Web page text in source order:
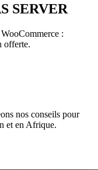
SERVER
:
offerte.
nos conseils pour
et en Afrique.